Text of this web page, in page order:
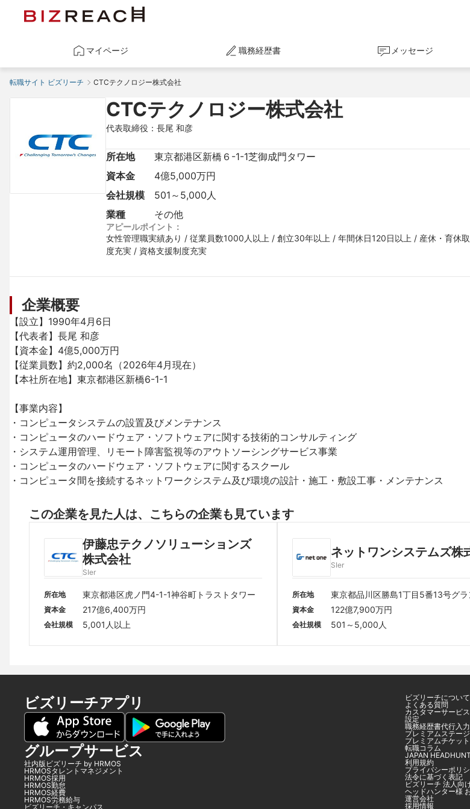
マイページ 職務経歴書 メッセージ
転職サイト ビズリーチ CTCテクノロジー株式会社
CTCテクノロジー株式会社
代表取締役：長尾 和彦
所在地
東京都港区新橋６-1-1芝御成門タワー
資本金
4億5,000万円
会社規模
501～5,000人
業種
その他
アピールポイント：
女性管理職実績あり / 従業員数1000人以上 / 創立30年以上 / 年間休日120日以上 / 産休・育休
度充実 / 資格支援制度充実
企業概要
【設立】1990年4月6日
【代表者】長尾 和彦
【資本金】4億5,000万円
【従業員数】約2,000名（2026年4月現在）
【本社所在地】東京都港区新橋6-1-1
【事業内容】
・コンピュータシステムの設置及びメンテナンス
・コンピュータのハードウェア・ソフトウェアに関する技術的コンサルティング
・システム運用管理、リモート障害監視等のアウトソーシングサービス事業
・コンピュータのハードウェア・ソフトウェアに関するスクール
・コンピュータ間を接続するネットワークシステム及び環境の設計・施工・敷設工事・メンテナンス
この企業を見た人は、こちらの企業も見ています
伊藤忠テクノソリューションズ
株式会社
SIer
所在地 東京都港区虎ノ門4-1-1神谷町トラストタワー
資本金 217億6,400万円
会社規模 5,001人以上
ネットワンシステムズ株
SIer
所在地
東京都品川区勝島1丁目5番13号グラ
ラス品川
資本金 122億7,900万円
会社規模 501～5,000人
ビズリーチアプリ
グループサービス
社内版ビズリーチ by HRMOS
HRMOSタレントマネジメント
HRMOS採用
HRMOS勤怠
HRMOS経費
HRMOS労務給与
ビズリーチ・キャンパス
ビズリーチについて
よくある質問
カスタマーサービ
設定
職務経歴書代行入力
プレミアムステー
プレミアムチケッ
転職コラム
JAPAN
利用規約
プライバシーポリ
法令に基づく表記
ビズリーチ 法人向
ヘッドハンター様
運営会社
採用情報